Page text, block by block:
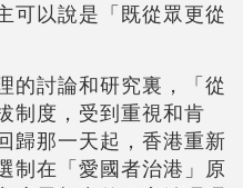
可以說是「既從眾更從
的討論和研究裏，「從
制度，受到重視和肯
歸那一天起，香港重新
制在「愛國者治港」原